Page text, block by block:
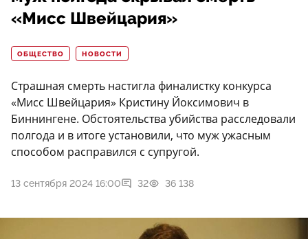
«Мисс Швейцария»
ОБЩЕСТВО НОВОСТИ
Страшная смерть настигла финалистку конкурса
«Мисс Швейцария» Кристину Йоксимович в
Биннингене. Обстоятельства убийства расследовали
полгода и в итоге установили, что муж ужасным
способом расправился с супругой.
13 сентября 2024 16:00 32 36 138